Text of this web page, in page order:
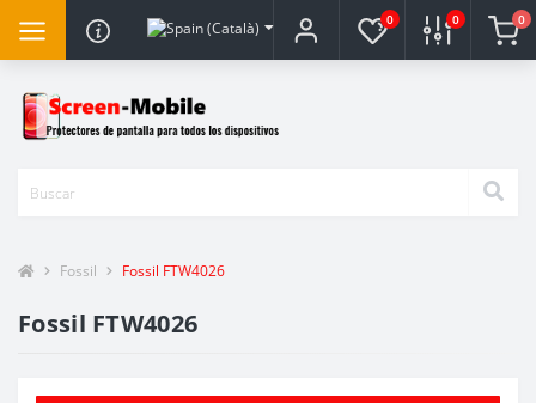
0 0 0
Fossil Fossil FTW4026
Fossil FTW4026